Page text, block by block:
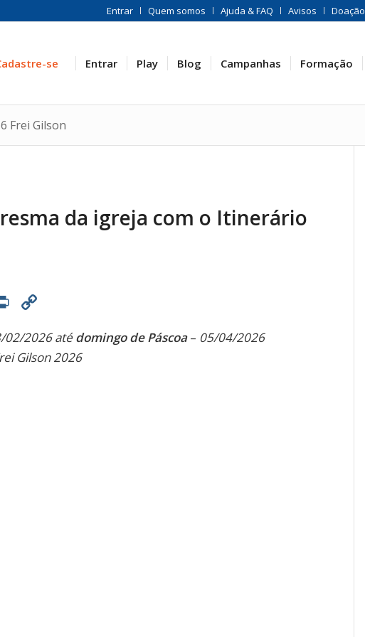
Entrar Quem somos Ajuda & FAQ Avisos Doação
se Entrar Play Blog Campanhas Formação
Frei Gilson
da igreja com o Itinerário
Print
Link
02/2026 atédomingo de Páscoa– 05/04/2026
Gilson 2026